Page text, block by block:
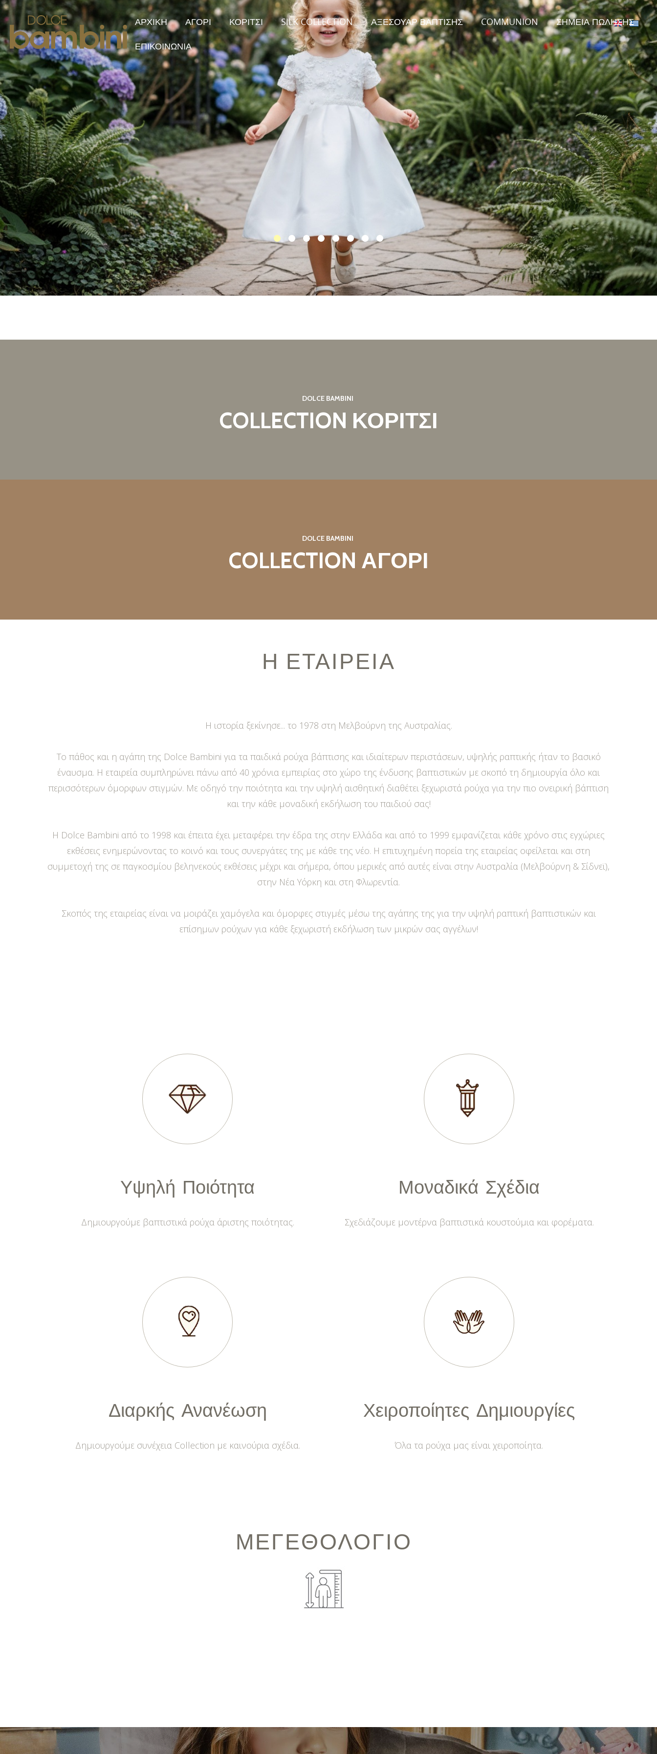
ΑΡΧΙΚΗ ΑΓΟΡΙ
Collection 2026
Φθινόπωρο/Χειμώνας Collection
ΚΟΡΙΤΣΙ
Collection 2026
Φθινόπωρο/Χειμώνας Collection
SILK COLLECTION ΑΞΕΣΟΥΑΡ ΒΑΠΤΙΣΗΣ COMMUNION ΣΗΜΕΙΑ ΠΩΛΗΣΗΣ
ΕΠΙΚΟΙΝΩΝΙΑ
DOLCE BAMBINI
COLLECTION ΚΟΡΙΤΣΙ
DOLCE BAMBINI
COLLECTION ΑΓΟΡΙ
Η ΕΤΑΙΡΕΙΑ
Η ιστορία ξεκίνησε... το 1978 στη Μελβούρνη της Αυστραλίας.
Το πάθος και η αγάπη της Dolce Bambini για τα παιδικά ρούχα βάπτισης και ιδιαίτερων περιστάσεων, υψηλής ραπτικής ήταν το βασικό
έναυσμα. Η εταιρεία συμπληρώνει πάνω από 40 χρόνια εμπειρίας στο χώρο της ένδυσης βαπτιστικών με σκοπό τη δημιουργία όλο και
περισσότερων όμορφων στιγμών. Με οδηγό την ποιότητα και την υψηλή αισθητική διαθέτει ξεχωριστά ρούχα για την πιο ονειρική βάπτιση
και την κάθε μοναδική εκδήλωση του παιδιού σας!
Η Dolce Bambini από το 1998 και έπειτα έχει μεταφέρει την έδρα της στην Ελλάδα και από το 1999 εμφανίζεται κάθε χρόνο στις εγχώριες
εκθέσεις ενημερώνοντας το κοινό και τους συνεργάτες της με κάθε της νέο. Η επιτυχημένη πορεία της εταιρείας οφείλεται και στη
συμμετοχή της σε παγκοσμίου βεληνεκούς εκθέσεις μέχρι και σήμερα, όπου μερικές από αυτές είναι στην Αυστραλία (Μελβούρνη & Σίδνεϊ),
στην Νέα Υόρκη και στη Φλωρεντία.
Σκοπός της εταιρείας είναι να μοιράζει χαμόγελα και όμορφες στιγμές μέσω της αγάπης της για την υψηλή ραπτική βαπτιστικών και
επίσημων ρούχων για κάθε ξεχωριστή εκδήλωση των μικρών σας αγγέλων!
Υψηλή Ποιότητα
Δημιουργούμε βαπτιστικά ρούχα άριστης ποιότητας.
Μοναδικά Σχέδια
Σχεδιάζουμε μοντέρνα βαπτιστικά κουστούμια και φορέματα.
Διαρκής Ανανέωση
Δημιουργούμε συνέχεια Collection με καινούρια σχέδια.
Χειροποίητες Δημιουργίες
Όλα τα ρούχα μας είναι χειροποίητα.
ΜΕΓΕΘΟΛΟΓΙΟ